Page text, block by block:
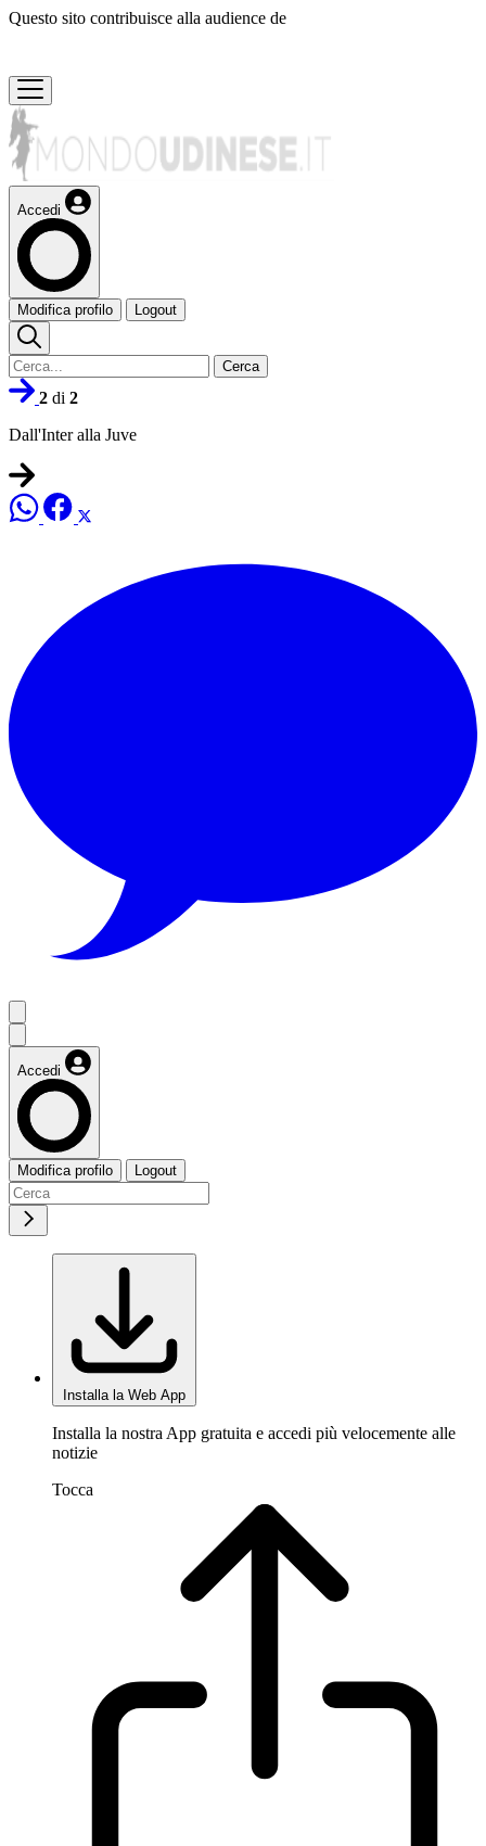
Questo sito contribuisce alla audience de
Accedi
Modifica profilo Logout
Cerca
2 di 2
Dall'Inter alla Juve
Accedi
Modifica profilo Logout
Installa la Web App
Installa la nostra App gratuita e accedi più velocemente alle
notizie
Tocca